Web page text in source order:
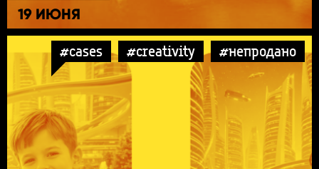
19 ИЮНЯ
#cases #creativity #непродано